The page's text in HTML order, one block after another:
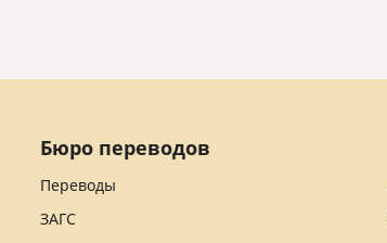
Бюро переводов
Переводы
ЗАГС